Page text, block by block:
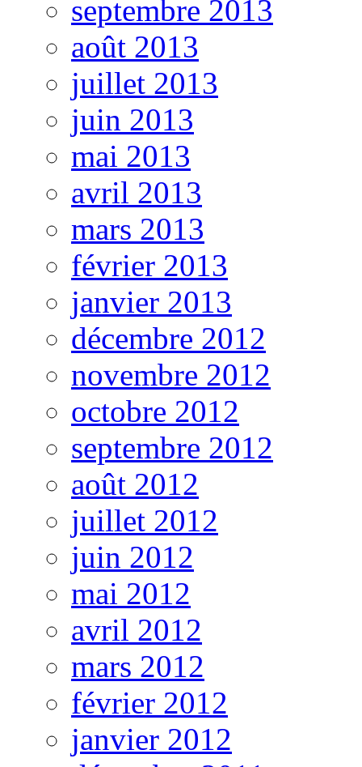
septembre 2013
août 2013
juillet 2013
juin 2013
mai 2013
avril 2013
mars 2013
février 2013
janvier 2013
décembre 2012
novembre 2012
octobre 2012
septembre 2012
août 2012
juillet 2012
juin 2012
mai 2012
avril 2012
mars 2012
février 2012
janvier 2012